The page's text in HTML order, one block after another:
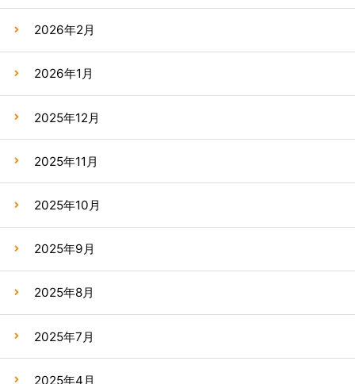
2026年2月
2026年1月
2025年12月
2025年11月
2025年10月
2025年9月
2025年8月
2025年7月
2025年4月